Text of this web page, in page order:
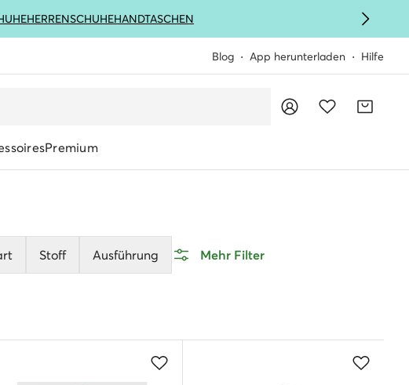
HERRENSCHUHEHANDTASCHEN
Blog App herunterladen Hilfe
Premium
Stoff Ausführung Mehr Filter